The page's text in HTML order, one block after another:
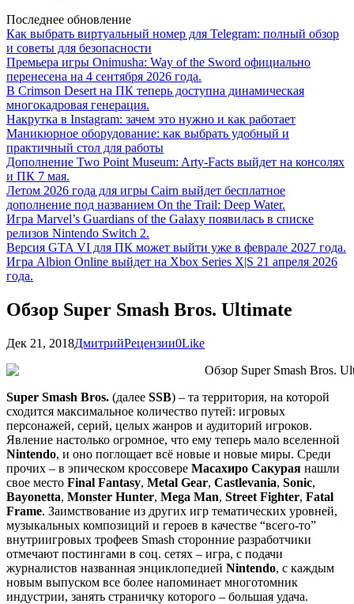
Последнее обновление
Как выбрать виртуальный номер для Telegram: полный обзор
и советы для безопасности
Премьера игры Onimusha: Way of the Sword официально
перенесена на 4 сентября 2026 года.
В Crimson Desert на ПК теперь доступна динамическая
многокадровая генерация.
Накрутка в Instagram: зачем это нужно и как работает
Маникюрное оборудование: как выбрать удобный и
практичный стол для работы
Дополнение Two Point Museum: Arty-Facts выйдет на консолях
и ПК 7 мая.
Летом 2026 года для игры Cairn выйдет бесплатное
дополнение под названием On the Trail: Deep Water.
Игра Marvel’s Guardians of the Galaxy появилась в списке
релизов Nintendo Switch 2.
Версия GTA VI для ПК может выйти уже в феврале 2027 года.
Игра Albion Online выйдет на Xbox Series X|S 21 апреля 2026
года.
Обзор Super Smash Bros. Ultimate
Дек 21, 2018ДмитрийРецензии0Like
Super Smash Bros. (далее SSB) – та территория, на которой
сходится максимальное количество путей: игровых
персонажей, серий, целых жанров и аудиторий игроков.
Явление настолько огромное, что ему теперь мало вселенной
Nintendo, и оно поглощает всё новые и новые миры. Cреди
прочих – в эпическом кроссовере Масахиро Сакурая нашли
свое место Final Fantasy, Metal Gear, Castlevania, Sonic,
Bayonetta, Monster Hunter, Mega Man, Street Fighter, Fatal
Frame. Заимствование из других игр тематических уровней,
музыкальных композиций и героев в качестве “всего-то”
внутриигровых трофеев Smash сторонние разработчики
отмечают постингами в соц. сетях – игра, с подачи
журналистов названная энциклопедией Nintendo, с каждым
новым выпуском все более напоминает многотомник
индустрии, занять страничку которого – большая удача.